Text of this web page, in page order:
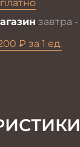
завтра -
₽ за 1 ед.